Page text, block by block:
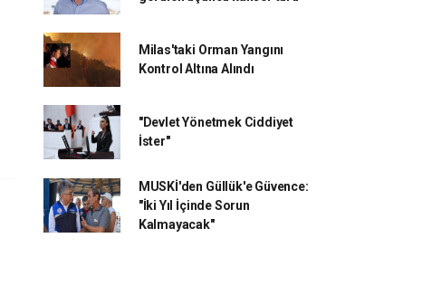
Milas'taki Orman Yangını
Kontrol Altına Alındı
"Devlet Yönetmek Ciddiyet
İster"
MUSKİ'den Güllük'e Güvence:
"İki Yıl İçinde Sorun
Kalmayacak"